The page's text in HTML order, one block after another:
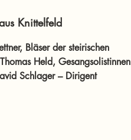
Knittelfeld
Bläser der steirischen
Held, Gesangsolistinnen
Schlager – Dirigent